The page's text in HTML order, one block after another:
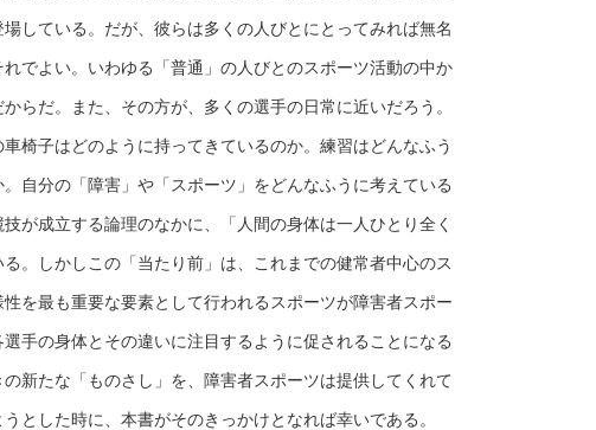
している。だが、彼らは多くの人びとにとってみれば無名
でよい。いわゆる「普通」の人びとのスポーツ活動の中か
らだ。また、その方が、多くの選手の日常に近いだろう。
椅子はどのように持ってきているのか。練習はどんなふう
自分の「障害」や「スポーツ」をどんなふうに考えている
が成立する論理のなかに、「人間の身体は一人ひとり全く
。しかしこの「当たり前」は、これまでの健常者中心のス
を最も重要な要素として行われるスポーツが障害者スポー
手の身体とその違いに注目するように促されることになる
新たな「ものさし」を、障害者スポーツは提供してくれて
とした時に、本書がそのきっかけとなれば幸いである。